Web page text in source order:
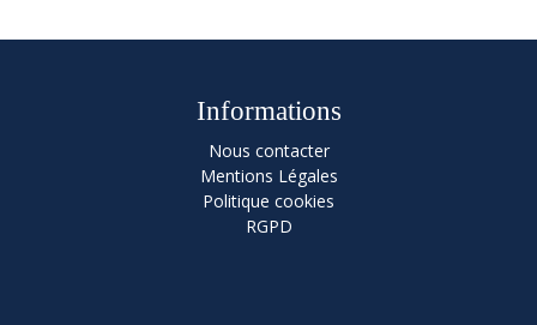
Informations
Nous contacter
Mentions Légales
Politique cookies
RGPD